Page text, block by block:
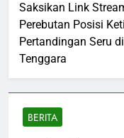
Saksikan Link
Perebutan Posisi
Pertandingan Seru
Tenggara
BERITA